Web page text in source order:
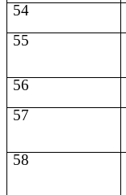
54
55
56
57
58